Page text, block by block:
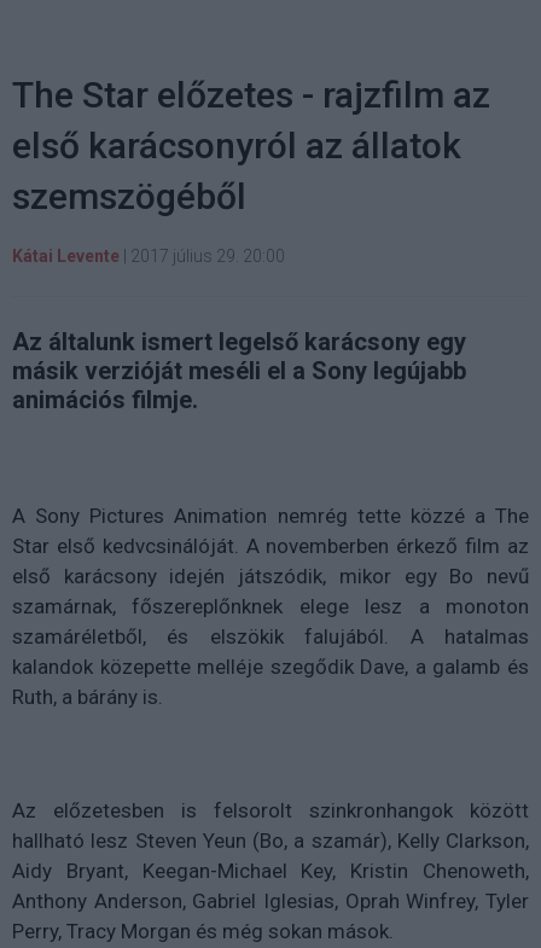
The Star előzetes - rajzfilm az
első karácsonyról az állatok
szemszögéből
Kátai Levente 2017 július 29. 20:00
Az általunk ismert legelső karácsony egy
másik verzióját meséli el a Sony legújabb
animációs filmje.
A Sony Pictures Animation nemrég tette közzé a The
Star első kedvcsinálóját. A novemberben érkező film az
első karácsony idején játszódik, mikor egy Bo nevű
szamárnak, főszereplőnknek elege lesz a monoton
szamáréletből, és elszökik falujából. A hatalmas
kalandok közepette melléje szegődik Dave, a galamb és
Ruth, a bárány is.
Az előzetesben is felsorolt szinkronhangok között
hallható lesz Steven Yeun (Bo, a szamár), Kelly Clarkson,
Aidy Bryant, Keegan-Michael Key, Kristin Chenoweth,
Anthony Anderson, Gabriel Iglesias, Oprah Winfrey, Tyler
Perry, Tracy Morgan és még sokan mások.